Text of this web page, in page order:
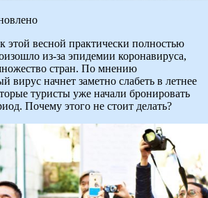
этой весной практически полностью
из-за эпидемии коронавируса,
стран. По мнению
вирус начнет заметно слабеть в летнее
туристы уже начали бронировать
Почему этого не стоит делать?